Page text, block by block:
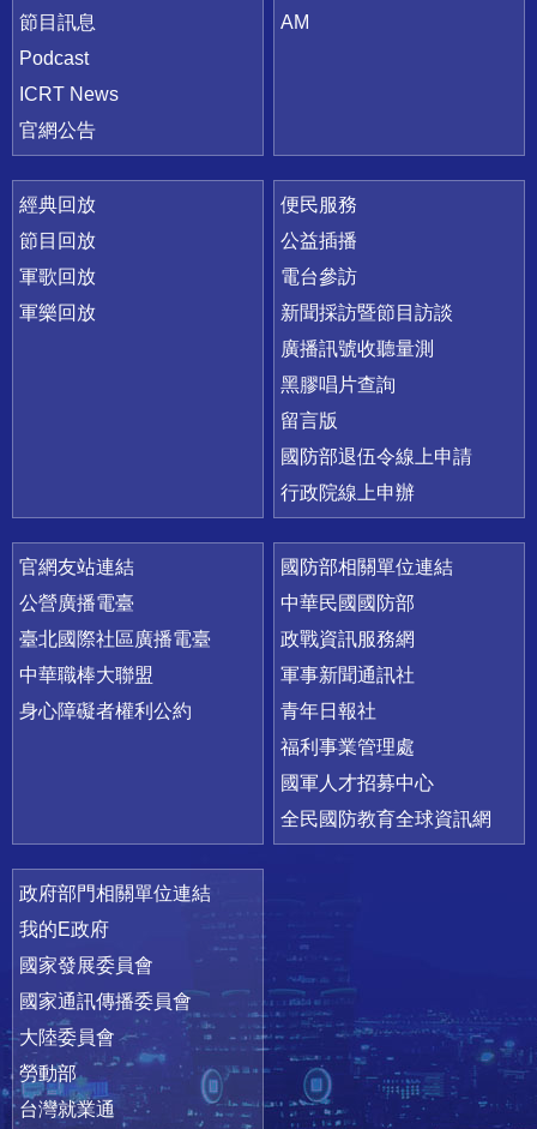
節目訊息
Podcast
ICRT News
官網公告
AM
經典回放
節目回放
軍歌回放
軍樂回放
便民服務
公益插播
電台參訪
新聞採訪暨節目訪談
廣播訊號收聽量測
黑膠唱片查詢
留言版
國防部退伍令線上申請
行政院線上申辦
官網友站連結
公營廣播電臺
臺北國際社區廣播電臺
中華職棒大聯盟
身心障礙者權利公約
國防部相關單位連結
中華民國國防部
政戰資訊服務網
軍事新聞通訊社
青年日報社
福利事業管理處
國軍人才招募中心
全民國防教育全球資訊網
政府部門相關單位連結
我的E政府
國家發展委員會
國家通訊傳播委員會
大陸委員會
勞動部
台灣就業通